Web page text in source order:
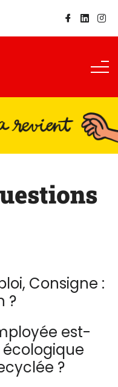
Consigne :
?
est-
?